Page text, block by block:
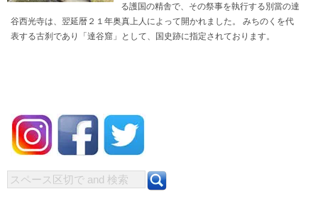
る護国の精舎で、その祭事を執行する別當の達
谷西光寺は、翌延暦２１年奥真上人によって開かれました。 みちのくを代
表する古刹であり「達谷窟」として、国史跡に指定されております。